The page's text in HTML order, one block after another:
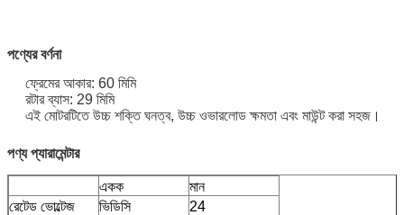
পণ্যের বর্ণনা
ফ্রেমের আকার: 60 মিমি
রটার ব্যাস: 29 মিমি
এই মোটরটিতে উচ্চ শক্তি ঘনত্ব, উচ্চ ওভারলোড ক্ষমতা এবং মাউন্ট করা সহজ।
পণ্য প্যারামেন্টার
একক
মান
রেটেড ভোল্টেজ
ভিডিসি
24